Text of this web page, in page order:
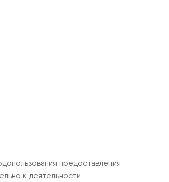
предоставления
к деятельности